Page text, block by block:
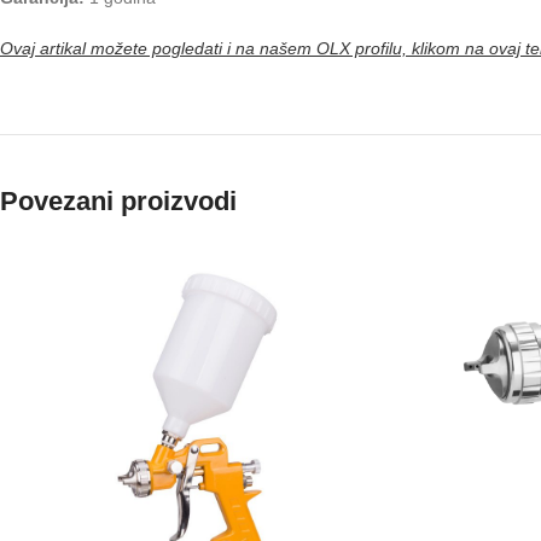
Ovaj artikal možete pogledati i na našem OLX profilu, klikom na ovaj
Povezani proizvodi